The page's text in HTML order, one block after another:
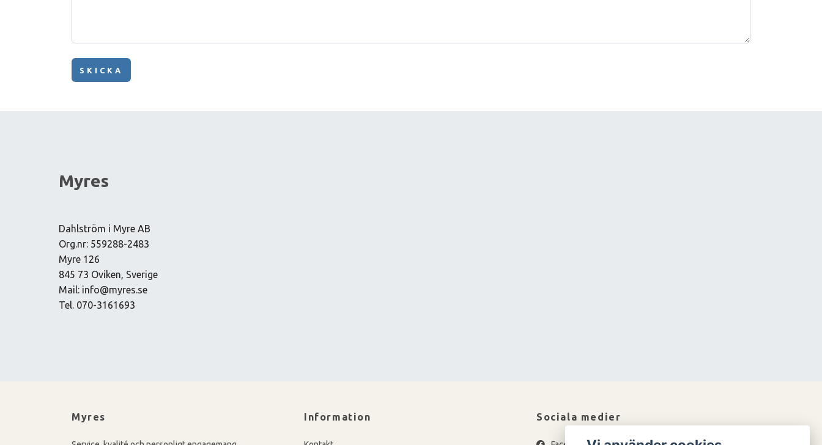
SKICKA
Myres
Dahlström i Myre AB
Org.nr: 559288-2483
Myre 126
845 73 Oviken, Sverige
Mail: info@myres.se
Tel. 070-3161693
Myres Information Sociala medier